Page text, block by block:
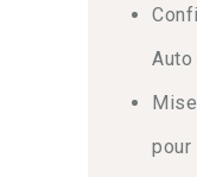
Solutions
Auto